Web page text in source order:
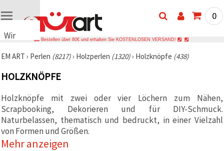
Wir
Cookies
verwenden
und
ähnliche
Technologien,
um das
ordnungsgemäße
Funktionieren
der Website
0
Bestellen über 80€ und erhalten Sie KOSTENLOSEN VERSAND!
EM ART › Perlen (8217)› Holzperlen (1320)› Holzknöpfe (438)
HOLZKNÖPFE
Holzknöpfe mit zwei oder vier Löchern zum Nähen,
Scrapbooking, Dekorieren und für DIY-Schmuck.
Naturbelassen, thematisch und bedruckt, in einer Vielzahl
von Formen und Größen.
Mehr anzeigen